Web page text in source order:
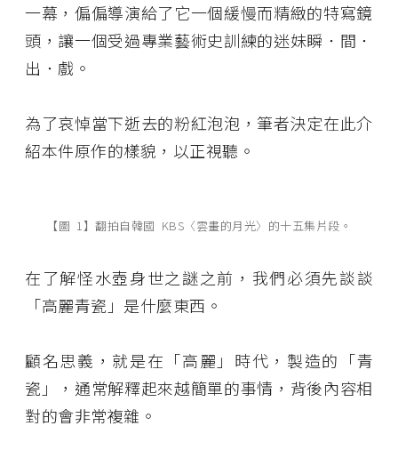
一幕，偏偏導演給了它一個緩慢而精緻的特寫鏡
頭，讓一個受過專業藝術史訓練的迷妹瞬．間．
出．戲。
為了哀悼當下逝去的粉紅泡泡，筆者決定在此介
紹本件原作的樣貌，以正視聽。
【圖 1】翻拍自韓國 KBS〈雲畫的月光〉的十五集片段。
在了解怪水壺身世之謎之前，我們必須先談談
「高麗青瓷」是什麼東西。
顧名思義，就是在「高麗」時代，製造的「青
瓷」，通常解釋起來越簡單的事情，背後內容相
對的會非常複雜。